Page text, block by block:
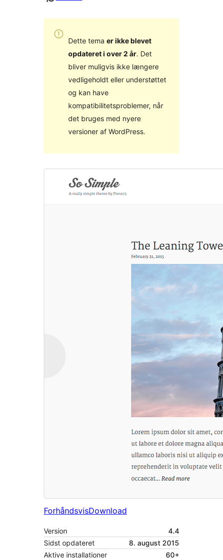
Dette tema er ikke blevet
opdateret i over 2 år. Det
bliver muligvis ikke længere
vedligeholdt eller understøttet
og kan have
kompatibilitetsproblemer, når
det bruges med nyere
versioner af WordPress.
ForhåndsvisDownload
Version
4.4
Sidst opdateret
8. august 2015
Aktive installationer
60+